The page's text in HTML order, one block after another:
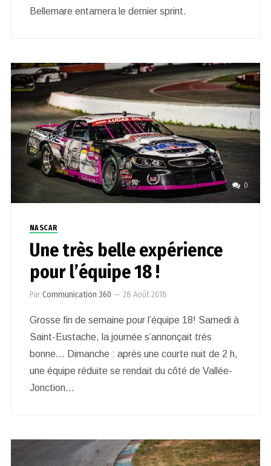
Bellemare entamera le dernier sprint.
0
NASCAR
Une très belle expérience
pour l’équipe 18 !
ParCommunication 360 — 28 Août 2018
Grosse fin de semaine pour l’équipe 18! Samedi à
Saint-Eustache, la journée s’annonçait très
bonne… Dimanche : après une courte nuit de 2 h,
une équipe réduite se rendait du côté de Vallée-
Jonction…